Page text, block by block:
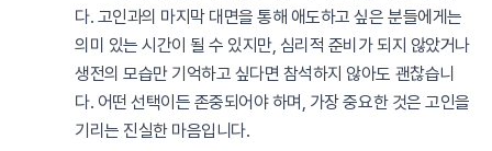
다. 고인과의 마지막 대면을 통해 애도하고 싶은 분들에게는
의미 있는 시간이 될 수 있지만, 심리적 준비가 되지 않았거나
생전의 모습만 기억하고 싶다면 참석하지 않아도 괜찮습니
다. 어떤 선택이든 존중되어야 하며, 가장 중요한 것은 고인을
기리는 진실한 마음입니다.